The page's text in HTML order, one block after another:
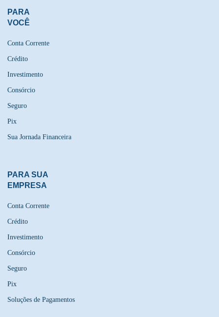
PARA
VOCÊ
Conta Corrente
Crédito
Investimento
Consórcio
Seguro
Pix
Sua Jornada Financeira
PARA SUA
EMPRESA
Conta Corrente
Crédito
Investimento
Consórcio
Seguro
Pix
Soluções de Pagamentos